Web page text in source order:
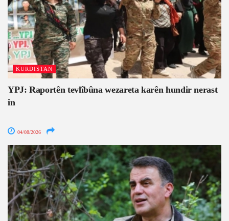
KURDISTAN
YPJ: Raportên tevlîbûna wezareta karên hundir nerast
in
04/08/2026